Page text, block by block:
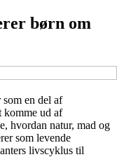
børn om
en del af
komme ud af
hvordan natur, mad og
som levende
livscyklus til